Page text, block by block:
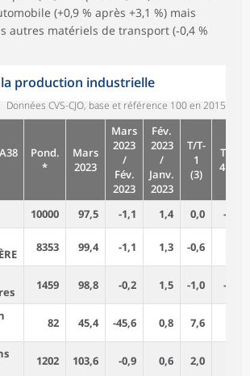
(+0,9 % après +3,1 %) mais
autres matériels de transport (‑0,4 %
production industrielle
Données CVS-CJO, base et référence 100 en 2015
Pond.
*
Mars
2023
Mars
2023
/
Fév.
2023
Fév.
2023
/
Janv.
2023
T/T-
1
(3)
T/T-
4 (4)
10000 97,5 -1,1 1,4 0,0
-0,5
8353 99,4 -1,1 1,3 -0,6
1459 98,8 -0,2 1,5 -1,0 -3,2
82 45,4 -45,6 0,8 7,6
1202 103,6 -0,9 0,6 2,0